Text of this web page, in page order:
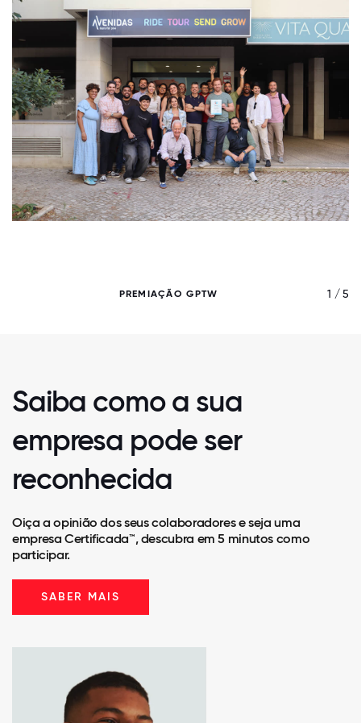
PREMIAÇÃO GPTW 1 / 5
Saiba como a sua
empresa pode ser
reconhecida
Oiça a opinião dos seus colaboradores e seja uma
empresa Certificada™, descubra em 5 minutos como
participar.
SABER MAIS